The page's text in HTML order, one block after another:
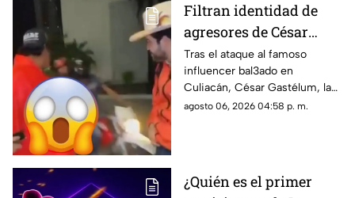
Filtran identidad de
agresores de César
Gastélum, influencer
bal3ado a sangre fría
con TIRO de GRACIA
Tras el ataque al famoso
influencer bal3ado en
Culiacán, César Gastélum, la
identidad de los presuntos
agosto 06, 2026 04:58 p. m.
¿Quién es el primer